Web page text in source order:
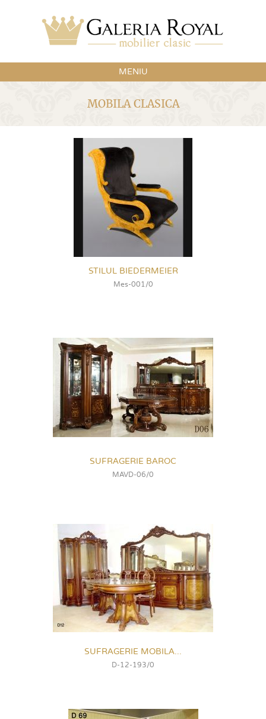
MENIU
MOBILA CLASICA
STILUL BIEDERMEIER
Mes-001/0
SUFRAGERIE BAROC
MAVD-06/0
SUFRAGERIE MOBILA...
D-12-193/0